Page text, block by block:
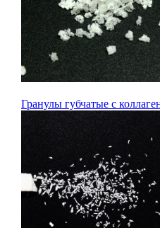
Гранулы губчатые с